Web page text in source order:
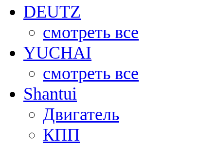
DEUTZ
смотреть все
YUCHAI
смотреть все
Shantui
Двигатель
КПП